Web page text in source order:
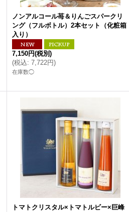
ノンアルコール苺＆りんごスパークリ
ング（フルボトル）2本セット（化粧箱
入り）
7,150円(税別)
(税込: 7,722円)
在庫数◯
トマトクリスタル×トマトルビー×巨峰